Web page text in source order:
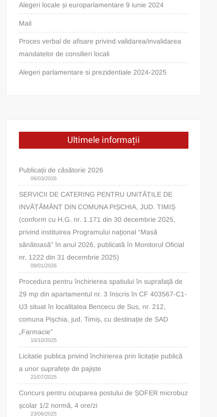
Alegeri locale și europarlamentare 9 iunie 2024
Mail
Proces verbal de afisare privind validarea/invalidarea
mandatelor de consilieri locali
Alegeri parlamentare si prezidentiale 2024-2025
Ultimele informații
Publicații de căsătorie 2026
06/03/2026
SERVICII DE CATERING PENTRU UNITĂȚILE DE
INVĂȚĂMÂNT DIN COMUNA PIȘCHIA, JUD. TIMIȘ
(conform cu H.G. nr. 1.171 din 30 decembrie 2025,
privind instituirea Programului naţional “Masă
sănătoasă” în anul 2026, publicată în Monitorul Oficial
nr. 1222 din 31 decembrie 2025)
09/01/2026
Procedura pentru închirierea spatiului în suprafață de
29 mp din apartamentul nr. 3 înscris în CF 403567-C1-
U3 situat în localitatea Bencecu de Sus, nr. 212,
comuna Pișchia, jud. Timiș, cu destinație de SAD
„Farmacie”
10/10/2025
Licitatie publica privind închirierea prin licitație publică
a unor suprafețe de pajiște
21/07/2025
Concurs pentru ocuparea postului de ȘOFER microbuz
școlar 1/2 normă, 4 ore/zi
23/06/2025